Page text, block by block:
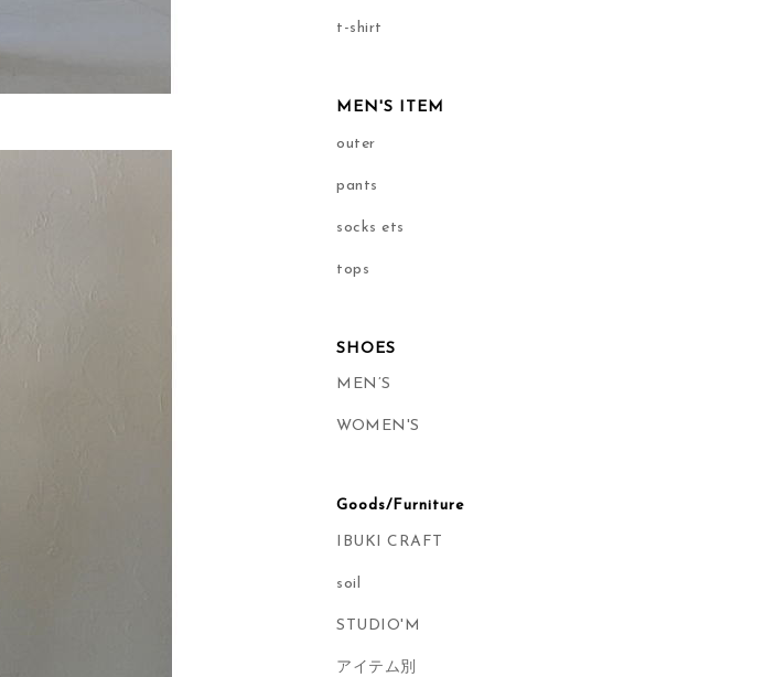
t-shirt
MEN'S ITEM
outer
pants
socks ets
tops
SHOES
MEN’S
WOMEN'S
Goods/Furniture
IBUKI CRAFT
soil
STUDIO'M
アイテム別